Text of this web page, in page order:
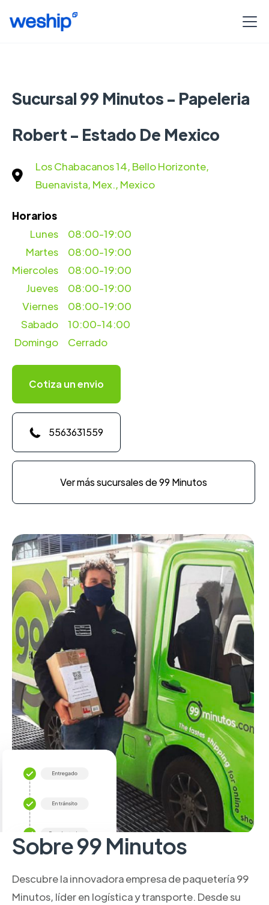
Sucursal 99 Minutos - Papeleria
Robert - Estado De Mexico
Los Chabacanos 14, Bello Horizonte,
Buenavista, Mex., Mexico
Horarios
08:00-19:00
Martes
Miercoles
Lunes
08:00-19:00
08:00-19:00
Jueves
08:00-19:00
Viernes
08:00-19:00
Sabado
10:00-14:00
Domingo
Cerrado
Cotiza un envio
5563631559
Ver más sucursales de 99 Minutos
Sobre 99 Minutos
Descubre la innovadora empresa de paquetería 99
Minutos, líder en logística y transporte. Desde su